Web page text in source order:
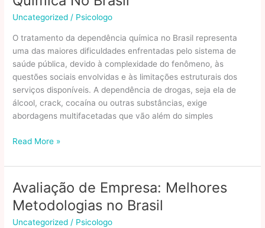
Brasil?
Uncategorized / Psicologo
O tratamento da dependência química no Brasil representa
uma das maiores dificuldades enfrentadas pelo sistema de
saúde pública, devido à complexidade do fenômeno, às
questões sociais envolvidas e às limitações estruturais dos
serviços disponíveis. A dependência de drogas, seja ela de
álcool, crack, cocaína ou outras substâncias, exige
abordagens multifacetadas que vão além do simples
Os
Desafios
Tratamento
Da
Dependência
Read More »
Avaliação de Empresa: Melhores
Metodologias no Brasil
Uncategorized / Psicologo